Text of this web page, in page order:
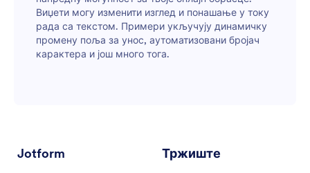
Виџети могу изменити изглед и понашање у току
рада са текстом. Примери укључују динамичку
промену поља за унос, аутоматизовани бројач
карактера и још много тога.
Jotform Тржиште